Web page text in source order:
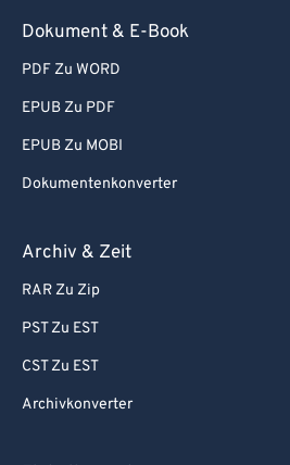
Dokument & E-Book
PDF Zu WORD
EPUB Zu PDF
EPUB Zu MOBI
Dokumentenkonverter
Archiv & Zeit
RAR Zu Zip
PST Zu EST
CST Zu EST
Archivkonverter